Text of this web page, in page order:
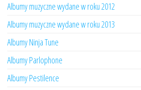
Albumy muzyczne wydane w roku 2012
Albumy muzyczne wydane w roku 2013
Albumy Ninja Tune
Albumy Parlophone
Albumy Pestilence